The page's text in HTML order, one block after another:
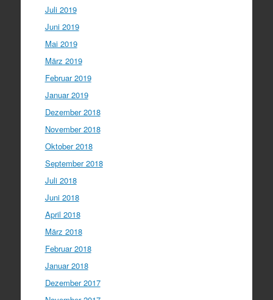
Juli 2019
Juni 2019
Mai 2019
März 2019
Februar 2019
Januar 2019
Dezember 2018
November 2018
Oktober 2018
September 2018
Juli 2018
Juni 2018
April 2018
März 2018
Februar 2018
Januar 2018
Dezember 2017